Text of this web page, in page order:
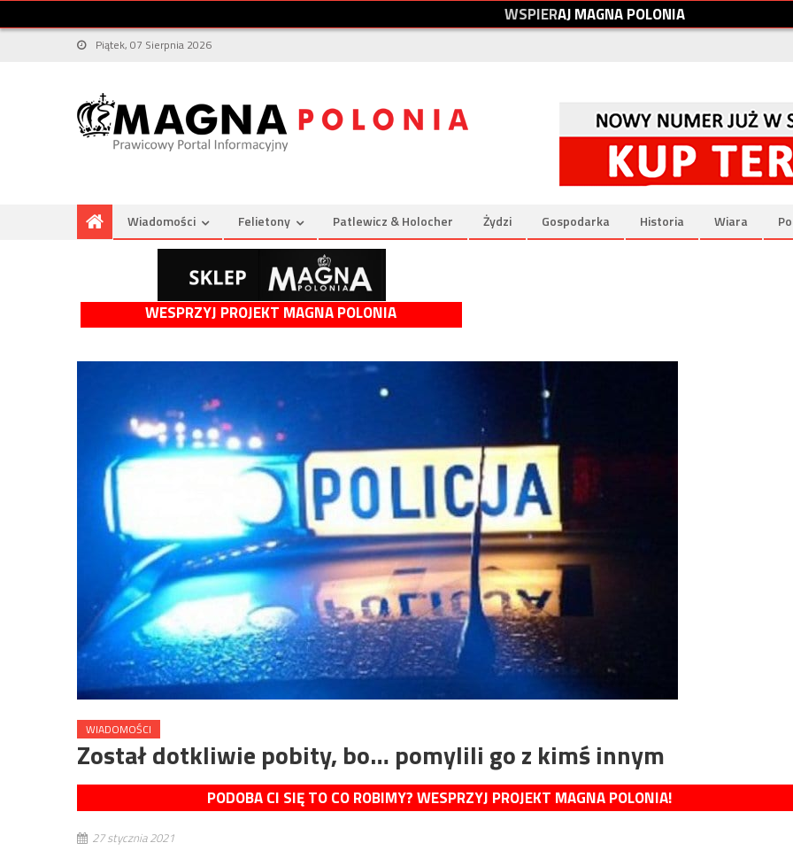
WSPIERAJMAGNAPOLONIA
Piątek, 07 Sierpnia 2026
Wiadomości Felietony Patlewicz & Holocher Żydzi Gospodarka Historia Wiara
WESPRZYJ PROJEKT MAGNA POLONIA
WIADOMOŚCI
Został dotkliwie pobity, bo… pomylili go z kimś innym
PODOBA CI SIĘ TO CO ROBIMY? WESPRZYJ PROJEKT MAGNA POLONIA!
27 stycznia 2021